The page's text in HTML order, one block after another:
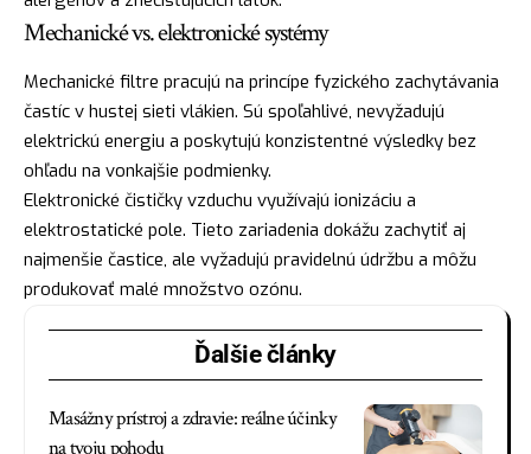
Mechanické vs. elektronické systémy
Mechanické filtre pracujú na princípe fyzického zachytávania
častíc v hustej sieti vlákien. Sú spoľahlivé, nevyžadujú
elektrickú energiu a poskytujú konzistentné výsledky bez
ohľadu na vonkajšie podmienky.
Elektronické čističky vzduchu využívajú ionizáciu a
elektrostatické pole. Tieto zariadenia dokážu zachytiť aj
najmenšie častice, ale vyžadujú pravidelnú údržbu a môžu
produkovať malé množstvo ozónu.
Ďalšie články
Masážny prístroj a zdravie: reálne účinky
na tvoju pohodu